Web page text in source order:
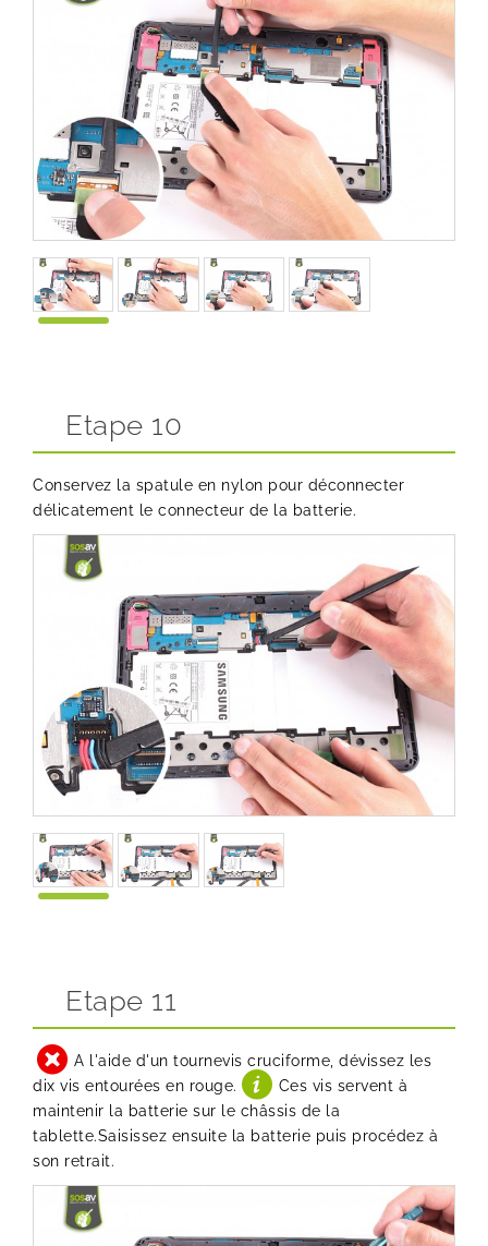
Etape 10
Conservez la spatule en nylon pour déconnecter
délicatement le connecteur de la batterie.
Etape 11
A l'aide d'un tournevis cruciforme, dévissez les
dix vis entourées en rouge.
Ces vis servent à
maintenir la batterie sur le châssis de la
tablette.Saisissez ensuite la batterie puis procédez à
son retrait.